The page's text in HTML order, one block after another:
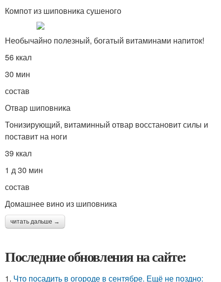
Компот из шиповника сушеного
Необычайно полезный, богатый витаминами напиток!
56 ккал
30 мин
состав
Отвар шиповника
Тонизирующий, витаминный отвар восстановит силы и
поставит на ноги
39 ккал
1 д 30 мин
состав
Домашнее вино из шиповника
читать дальше →
Последние обновления на сайте:
1. Что посадить в огороде в сентябре. Ещё не поздно: